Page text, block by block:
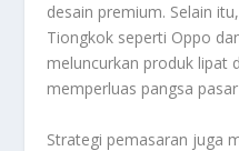
desain premium. Selain
Tiongkok seperti Oppo
meluncurkan produk lipat
memperluas pangsa
Strategi pemasaran juga